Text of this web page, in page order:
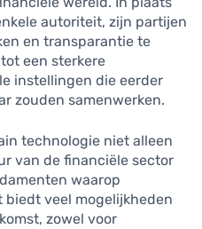
autoriteit, zijn partijen
en transparantie te
een sterkere
instellingen die eerder
zouden samenwerken.
technologie niet alleen
van de financiële sector
waarop
veel mogelijkheden
zowel voor